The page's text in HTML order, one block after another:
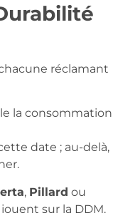
réclamant
la consommation
date ; au-delà,
, Pillard ou
jouent sur la DDM.